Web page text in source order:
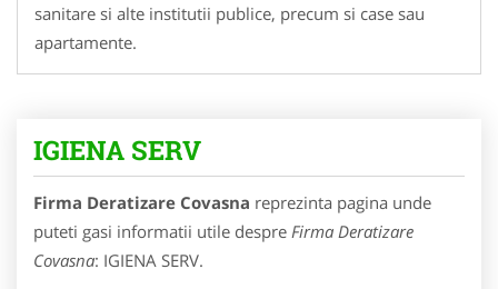
sanitare si alte institutii publice, precum si case sau
apartamente.
IGIENA SERV
Firma Deratizare Covasna reprezinta pagina unde
puteti gasi informatii utile despre Firma Deratizare
Covasna: IGIENA SERV.